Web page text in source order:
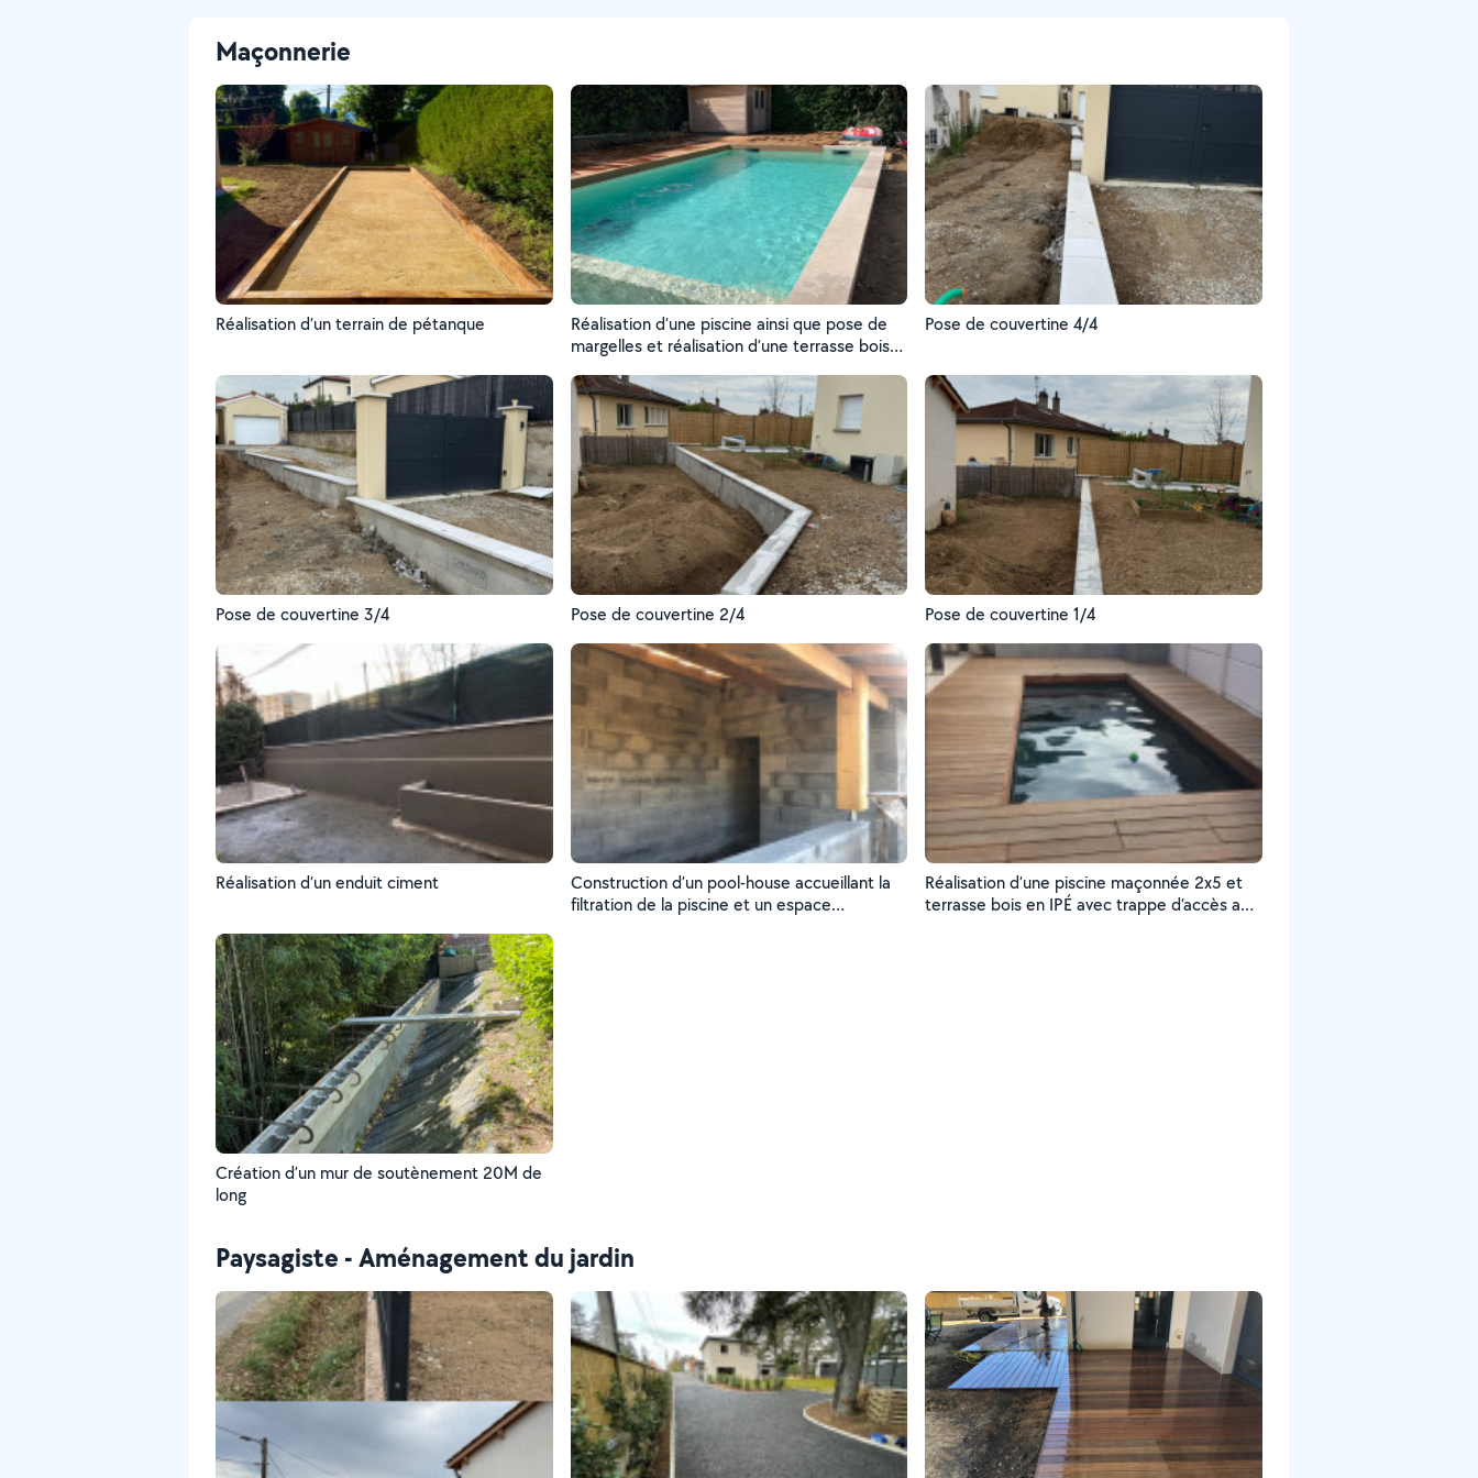
Maçonnerie
Réalisation d’un terrain de pétanque
Réalisation d’une piscine ainsi que pose de
margelles et réalisation d’une terrasse bois
Pose de couvertine 4/4
Pose de couvertine 3/4 Pose de couvertine 2/4 Pose de couvertine 1/4
Réalisation d’un enduit ciment
Construction d’un pool-house accueillant la
filtration de la piscine et un espace
Réalisation d’une piscine maçonnée 2x5 et
terrasse bois en IPÉ avec trappe d’accès au
Création d’un mur de soutènement 20M de
long
Paysagiste - Aménagement du jardin